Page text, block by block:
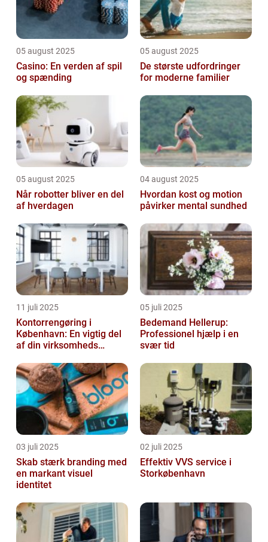
05 august 2025
Casino: En verden af spil
og spænding
05 august 2025
De største udfordringer
for moderne familier
05 august 2025
Når robotter bliver en del
af hverdagen
04 august 2025
Hvordan kost og motion
påvirker mental sundhed
11 juli 2025
Kontorrengøring i
København: En vigtig del
af din virksomheds
05 juli 2025
Bedemand Hellerup:
Professionel hjælp i en
svær tid
03 juli 2025
Skab stærk branding med
en markant visuel
identitet
02 juli 2025
Effektiv VVS service i
Storkøbenhavn